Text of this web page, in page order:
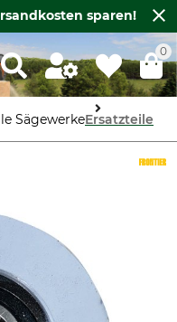
sparen!
0
SägewerkeErsatzteile